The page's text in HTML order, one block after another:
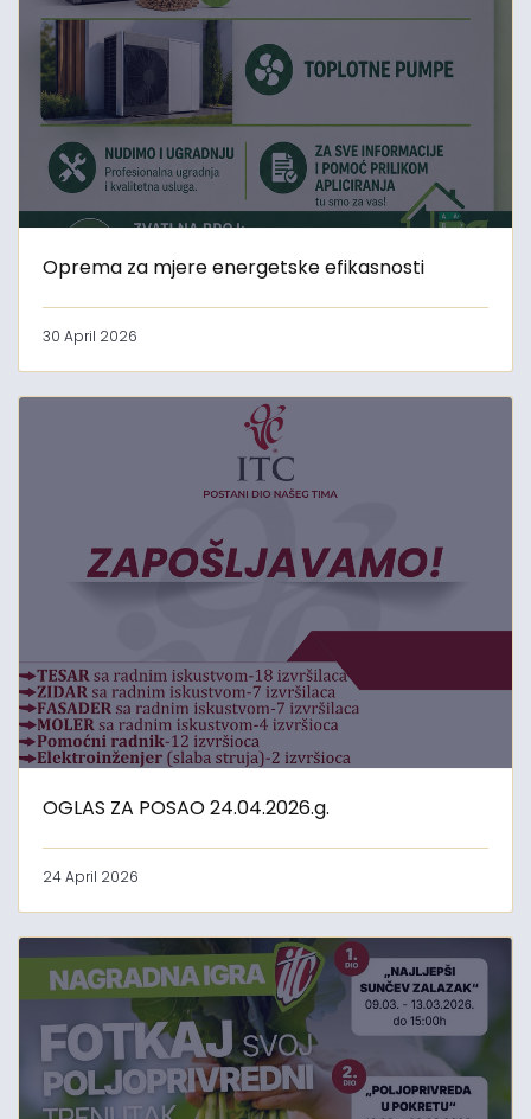
Oprema za mjere energetske efikasnosti
30 April 2026
OGLAS ZA POSAO 24.04.2026.g.
24 April 2026